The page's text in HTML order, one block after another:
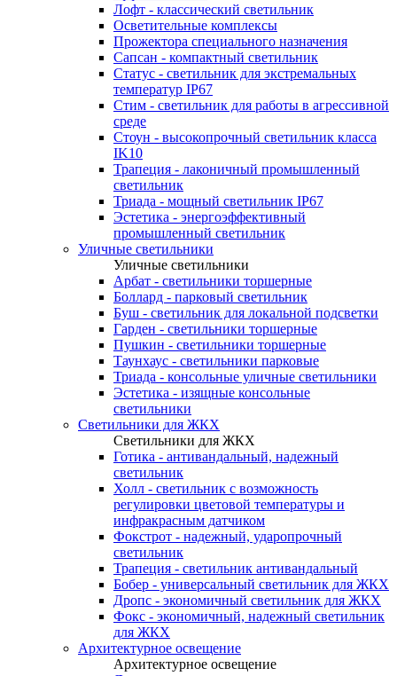
Лофт - классический светильник
Осветительные комплексы
Прожектора специального назначения
Сапсан - компактный светильник
Статус - светильник для экстремальных
температур IP67
Стим - светильник для работы в агрессивной
среде
Стоун - высокопрочный светильник класса
IK10
Трапеция - лаконичный промышленный
светильник
Триада - мощный светильник IP67
Эстетика - энергоэффективный
промышленный светильник
Уличные светильники
Уличные светильники
Арбат - светильники торшерные
Боллард - парковый светильник
Буш - светильник для локальной подсветки
Гарден - светильники торшерные
Пушкин - светильники торшерные
Таунхаус - светильники парковые
Триада - консольные уличные светильники
Эстетика - изящные консольные
светильники
Светильники для ЖКХ
Светильники для ЖКХ
Готика - антивандальный, надежный
светильник
Холл - светильник с возможность
регулировки цветовой температуры и
инфракрасным датчиком
Фокстрот - надежный, ударопрочный
светильник
Трапеция - светильник антивандальный
Бобер - универсальный светильник для ЖКХ
Дропс - экономичный светильник для ЖКХ
Фокс - экономичный, надежный светильник
для ЖКХ
Архитектурное освещение
Архитектурное освещение